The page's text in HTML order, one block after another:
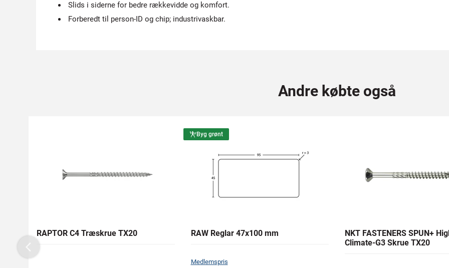
Slids i siderne for bedre rækkevidde og komfort.
Forberedt til person-ID og chip; industrivaskbar.
Andre købte også
RAPTOR C4 Træskrue TX20
Byg grønt
RAW Reglar 47x100 mm
Medlemspris
NKT FASTENERS SPUN+
Climate-G3 Skrue TX20
Previous